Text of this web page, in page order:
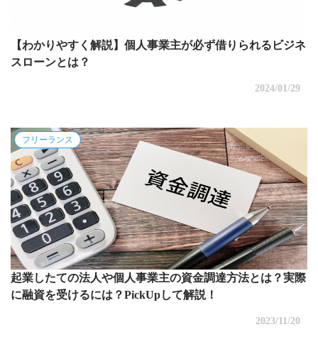
【わかりやすく解説】個人事業主が必ず借りられるビジネ
スローンとは？
2024/01/29
フリーランス
起業したての法人や個人事業主の資金調達方法とは？実際
に融資を受けるには？PickUpして解説！
2023/11/20